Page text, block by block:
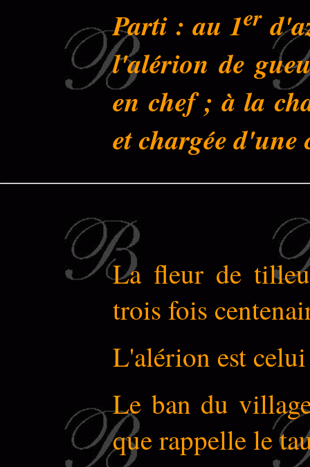
Parti : au 1er
l'alérion de
en chef ; à la
et chargée d'une
La fleur de
trois fois
L'alérion est
Le ban du
que rappelle le